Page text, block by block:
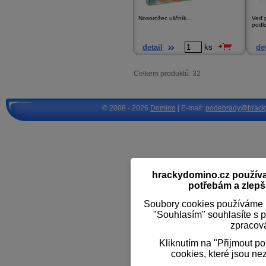
Nosorožec uličník...
detail ks
Veď
Celkem produktů: 32
hrackydomino.cz
potřebám a
Soubory cookies
"Souhlasím" souhlasíte s
Kliknutím na "Přijmout
cookies, které jsou
© 2008 - 2026 Domino | E-mail: